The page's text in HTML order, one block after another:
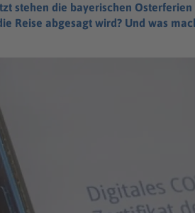
stehen die bayerischen
Reise abgesagt wird? Und was